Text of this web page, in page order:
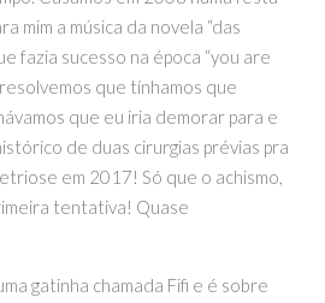
mim a música da novela “das
fazia sucesso na época “you are
que tínhamos que
que eu iria demorar para e
de duas cirurgias prévias pra
em 2017! Só que o achismo,
tentativa! Quase
gatinha chamada Fifi e é sobre